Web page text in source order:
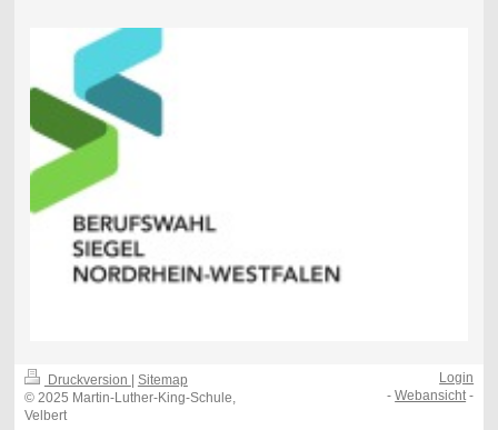
Druckversion
Sitemap
© 2025 Martin-Luther-King-Schule,
Velbert
Login
-Webansicht-